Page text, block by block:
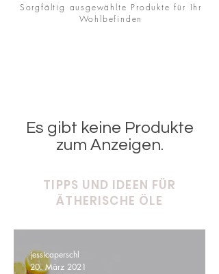
Sorgfältig ausgewählte Produkte für Ihr
Wohlbefinden
Es gibt keine Produkte
zum Anzeigen.
TIPPS UND IDEEN FÜR
ÄTHERISCHE ÖLE
jessicaperschl
20. März 2021